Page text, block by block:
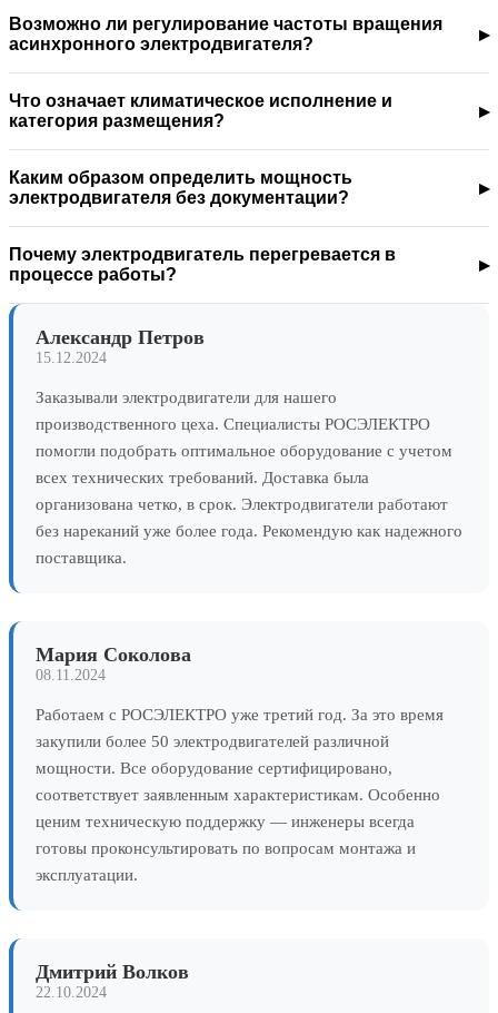
Возможно ли регулирование частоты вращения
асинхронного электродвигателя?
Что означает климатическое исполнение и
категория размещения?
Каким образом определить мощность
электродвигателя без документации?
Почему электродвигатель перегревается в
процессе работы?
Александр Петров
15.12.2024
Заказывали электродвигатели для нашего
производственного цеха. Специалисты РОСЭЛЕКТРО
помогли подобрать оптимальное оборудование с учетом
всех технических требований. Доставка была
организована четко, в срок. Электродвигатели работают
без нареканий уже более года. Рекомендую как надежного
поставщика.
Мария Соколова
08.11.2024
Работаем с РОСЭЛЕКТРО уже третий год. За это время
закупили более 50 электродвигателей различной
мощности. Все оборудование сертифицировано,
соответствует заявленным характеристикам. Особенно
ценим техническую поддержку — инженеры всегда
готовы проконсультировать по вопросам монтажа и
эксплуатации.
Дмитрий Волков
22.10.2024